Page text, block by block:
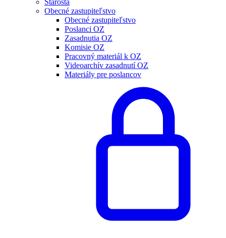
Starosta
Obecné zastupiteľstvo
Obecné zastupiteľstvo
Poslanci OZ
Zasadnutia OZ
Komisie OZ
Pracovný materiál k OZ
Videoarchív zasadnutí OZ
Materiály pre poslancov